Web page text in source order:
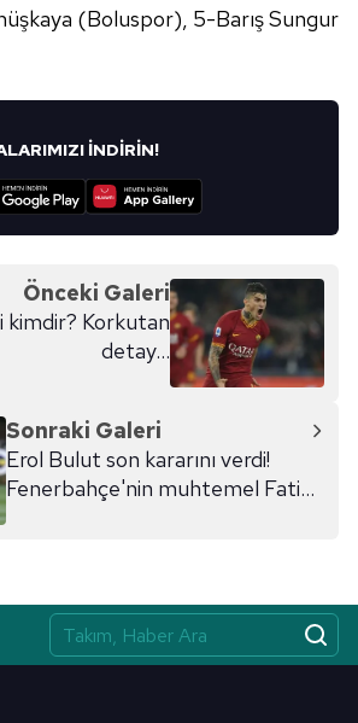
(Boluspor), 5-Barış Sungur
İNDİRİN!
Önceki Galeri
kimdir? Korkutan
detay...
Sonraki Galeri
Erol Bulut son kararını verdi!
Fenerbahçe'nin muhtemel Fatih